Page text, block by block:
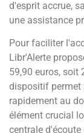
d'esprit accrue,
une assistance
Pour faciliter
Libr'Alerte
59,90 euros, soit
dispositif permet
rapidement au
élément crucial
centrale